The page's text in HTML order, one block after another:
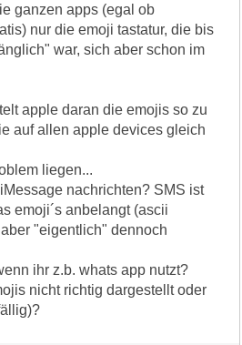
ganzen apps (egal ob
nur die emoji tastatur, die bis
war, sich aber schon im
apple daran die emojis so zu
auf allen apple devices gleich
liegen...
nachrichten? SMS ist
emoji´s anbelangt (ascii
"eigentlich" dennoch
ihr z.b. whats app nutzt?
nicht richtig dargestellt oder